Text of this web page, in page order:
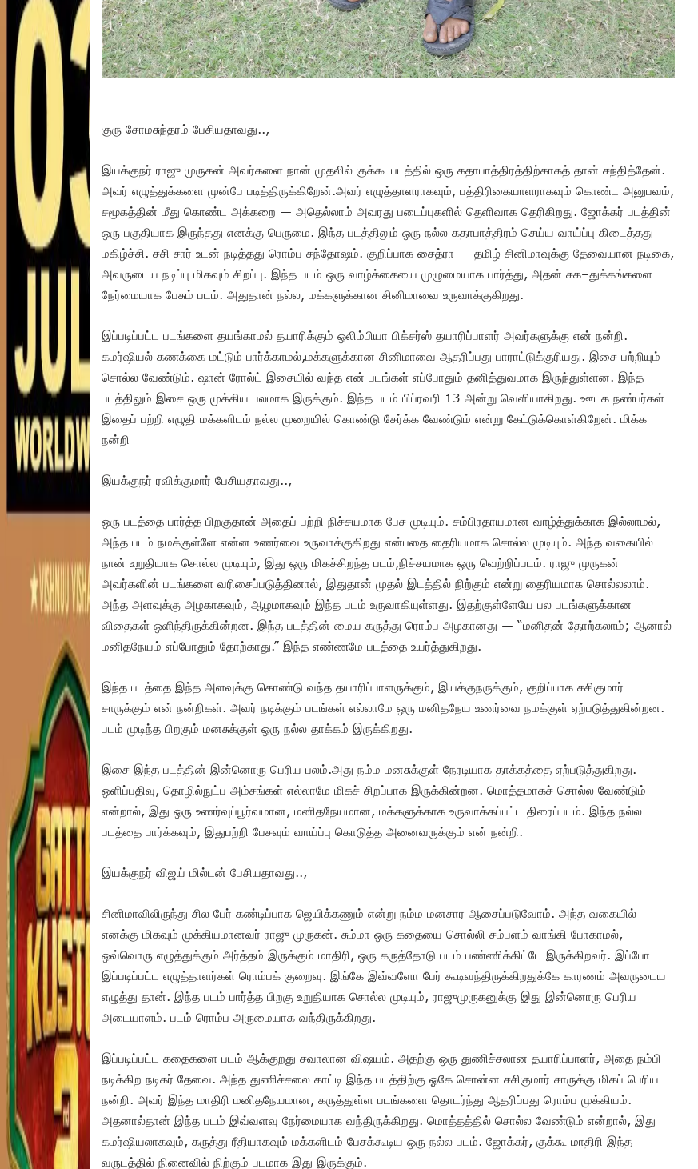
குரு சோமசுந்தரம் பேசியதாவது..,
இயக்குநர் ராஜு முருகன் அவர்களை நான் முதலில் குக்கூ படத்தில் ஒரு கதாபாத்திரத்திற்காகத் தான் சந்தித்தேன்.
அவர் எழுத்துக்களை முன்பே படித்திருக்கிறேன்.அவர் எழுத்தாளராகவும், பத்திரிகையாளராகவும் கொண்ட அனுபவம்,
சமூகத்தின் மீது கொண்ட அக்கறை — அதெல்லாம் அவரது படைப்புகளில் தெளிவாக தெரிகிறது. ஜோக்கர் படத்தின்
ஒரு பகுதியாக இருந்தது எனக்கு பெருமை. இந்த படத்திலும் ஒரு நல்ல கதாபாத்திரம் செய்ய வாய்ப்பு கிடைத்தது
மகிழ்ச்சி. சசி சார் உடன் நடித்தது ரொம்ப சந்தோஷம். குறிப்பாக சைத்ரா — தமிழ் சினிமாவுக்கு தேவையான நடிகை,
அவருடைய நடிப்பு மிகவும் சிறப்பு. இந்த படம் ஒரு வாழ்க்கையை முழுமையாக பார்த்து, அதன் சுக–துக்கங்களை
நேர்மையாக பேசும் படம். அதுதான் நல்ல, மக்களுக்கான சினிமாவை உருவாக்குகிறது.
இப்படிப்பட்ட படங்களை தயங்காமல் தயாரிக்கும் ஒலிம்பியா பிக்சர்ஸ் தயாரிப்பாளர் அவர்களுக்கு என் நன்றி.
கமர்ஷியல் கணக்கை மட்டும் பார்க்காமல்,மக்களுக்கான சினிமாவை ஆதரிப்பது பாராட்டுக்குரியது. இசை பற்றியும்
சொல்ல வேண்டும். ஷான் ரோல்ட் இசையில் வந்த என் படங்கள் எப்போதும் தனித்துவமாக இருந்துள்ளன. இந்த
படத்திலும் இசை ஒரு முக்கிய பலமாக இருக்கும். இந்த படம் பிப்ரவரி 13 அன்று வெளியாகிறது. ஊடக நண்பர்கள்
இதைப் பற்றி எழுதி மக்களிடம் நல்ல முறையில் கொண்டு சேர்க்க வேண்டும் என்று கேட்டுக்கொள்கிறேன். மிக்க
நன்றி
இயக்குநர் ரவிக்குமார் பேசியதாவது..,
ஒரு படத்தை பார்த்த பிறகுதான் அதைப் பற்றி நிச்சயமாக பேச முடியும். சம்பிரதாயமான வாழ்த்துக்காக இல்லாமல்,
அந்த படம் நமக்குள்ளே என்ன உணர்வை உருவாக்குகிறது என்பதை தைரியமாக சொல்ல முடியும். அந்த வகையில்
நான் உறுதியாக சொல்ல முடியும், இது ஒரு மிகச்சிறந்த படம்,நிச்சயமாக ஒரு வெற்றிப்படம். ராஜு முருகன்
அவர்களின் படங்களை வரிசைப்படுத்தினால், இதுதான் முதல் இடத்தில் நிற்கும் என்று தைரியமாக சொல்லலாம்.
அந்த அளவுக்கு அழகாகவும், ஆழமாகவும் இந்த படம் உருவாகியுள்ளது. இதற்குள்ளேயே பல படங்களுக்கான
விதைகள் ஒளிந்திருக்கின்றன. இந்த படத்தின் மைய கருத்து ரொம்ப அழகானது — “மனிதன் தோற்கலாம்; ஆனால்
மனிதநேயம் எப்போதும் தோற்காது.” இந்த எண்ணமே படத்தை உயர்த்துகிறது.
இந்த படத்தை இந்த அளவுக்கு கொண்டு வந்த தயாரிப்பாளருக்கும், இயக்குநருக்கும், குறிப்பாக சசிகுமார்
சாருக்கும் என் நன்றிகள். அவர் நடிக்கும் படங்கள் எல்லாமே ஒரு மனிதநேய உணர்வை நமக்குள் ஏற்படுத்துகின்றன.
படம் முடிந்த பிறகும் மனசுக்குள் ஒரு நல்ல தாக்கம் இருக்கிறது.
இசை இந்த படத்தின் இன்னொரு பெரிய பலம்.அது நம்ம மனசுக்குள் நேரடியாக தாக்கத்தை ஏற்படுத்துகிறது.
ஒளிப்பதிவு, தொழில்நுட்ப அம்சங்கள் எல்லாமே மிகச் சிறப்பாக இருக்கின்றன. மொத்தமாகச் சொல்ல வேண்டும்
என்றால், இது ஒரு உணர்வுப்பூர்வமான, மனிதநேயமான, மக்களுக்காக உருவாக்கப்பட்ட திரைப்படம். இந்த நல்ல
படத்தை பார்க்கவும், இதுபற்றி பேசவும் வாய்ப்பு கொடுத்த அனைவருக்கும் என் நன்றி.
இயக்குநர் விஜய் மில்டன் பேசியதாவது..,
சினிமாவிலிருந்து சில பேர் கண்டிப்பாக ஜெயிக்கணும் என்று நம்ம மனசார ஆசைப்படுவோம். அந்த வகையில்
எனக்கு மிகவும் முக்கியமானவர் ராஜு முருகன். சும்மா ஒரு கதையை சொல்லி சம்பளம் வாங்கி போகாமல்,
ஒவ்வொரு எழுத்துக்கும் அர்த்தம் இருக்கும் மாதிரி, ஒரு கருத்தோடு படம் பண்ணிக்கிட்டே இருக்கிறவர். இப்போ
இப்படிப்பட்ட எழுத்தாளர்கள் ரொம்பக் குறைவு. இங்கே இவ்வளோ பேர் கூடிவந்திருக்கிறதுக்கே காரணம் அவருடைய
எழுத்து தான். இந்த படம் பார்த்த பிறகு உறுதியாக சொல்ல முடியும், ராஜுமுருகனுக்கு இது இன்னொரு பெரிய
அடையாளம். படம் ரொம்ப அருமையாக வந்திருக்கிறது.
இப்படிப்பட்ட கதைகளை படம் ஆக்குறது சவாலான விஷயம். அதற்கு ஒரு துணிச்சலான தயாரிப்பாளர், அதை நம்பி
நடிக்கிற நடிகர் தேவை. அந்த துணிச்சலை காட்டி இந்த படத்திற்கு ஓகே சொன்ன சசிகுமார் சாருக்கு மிகப் பெரிய
நன்றி. அவர் இந்த மாதிரி மனிதநேயமான, கருத்துள்ள படங்களை தொடர்ந்து ஆதரிப்பது ரொம்ப முக்கியம்.
அதனால்தான் இந்த படம் இவ்வளவு நேர்மையாக வந்திருக்கிறது. மொத்தத்தில் சொல்ல வேண்டும் என்றால், இது
கமர்ஷியலாகவும், கருத்து ரீதியாகவும் மக்களிடம் பேசக்கூடிய ஒரு நல்ல படம். ஜோக்கர், குக்கூ மாதிரி இந்த
வருடத்தில் நினைவில் நிற்கும் படமாக இது இருக்கும்.